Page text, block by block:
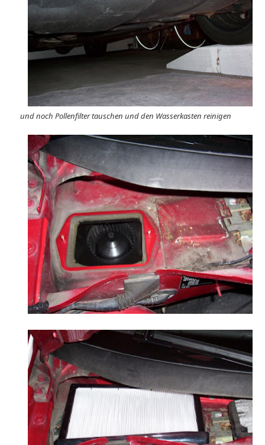
und noch Pollenfilter tauschen und den Wasserkasten reinigen